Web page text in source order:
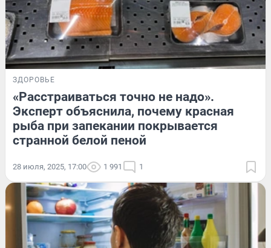
ЗДОРОВЬЕ
«Расстраиваться точно не надо».
Эксперт объяснила, почему красная
рыба при запекании покрывается
странной белой пеной
28 июля, 2025, 17:00 1 991 1